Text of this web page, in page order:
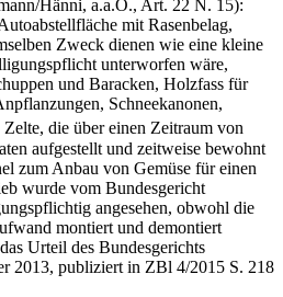
Hänni, a.a.O., Art. 22 N. 15):
mit Rasenbelag,
Zweck dienen wie eine kleine
unterworfen wäre,
und Baracken, Holzfass für
Schneekanonen,
Zelte, die über einen Zeitraum von
aufgestellt und zeitweise bewohnt
zum Anbau von Gemüse für einen
wurde vom Bundesgericht
angesehen, obwohl die
montiert und demontiert
Urteil des Bundesgerichts
2013, publiziert in ZBl 4/2015 S. 218